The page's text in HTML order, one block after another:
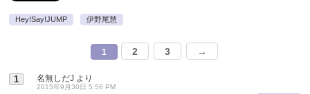
Hey!Say!JUMP 伊野尾慧
1 2 3 →
1 名無しだJ より
2015年9月30日 5:56 PM